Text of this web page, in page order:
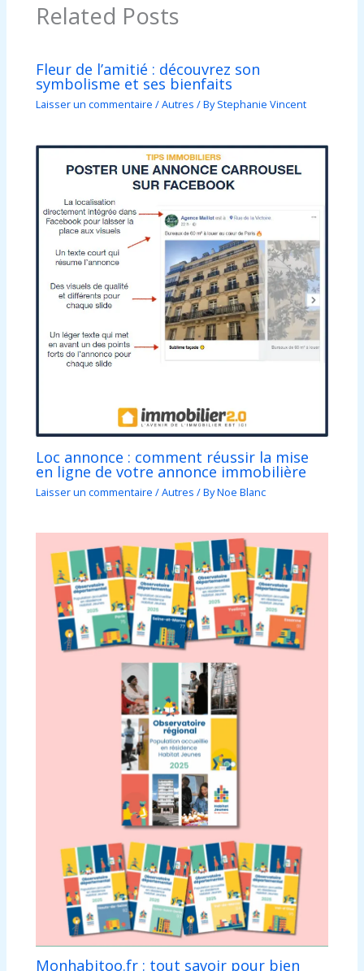
Related Posts
Fleur de l’amitié : découvrez son
symbolisme et ses bienfaits
Laisser un commentaire /Autres / ByStephanie Vincent
Loc annonce : comment réussir la mise
en ligne de votre annonce immobilière
Laisser un commentaire /Autres / ByNoe Blanc
Monhabitoo.fr : tout savoir pour bien